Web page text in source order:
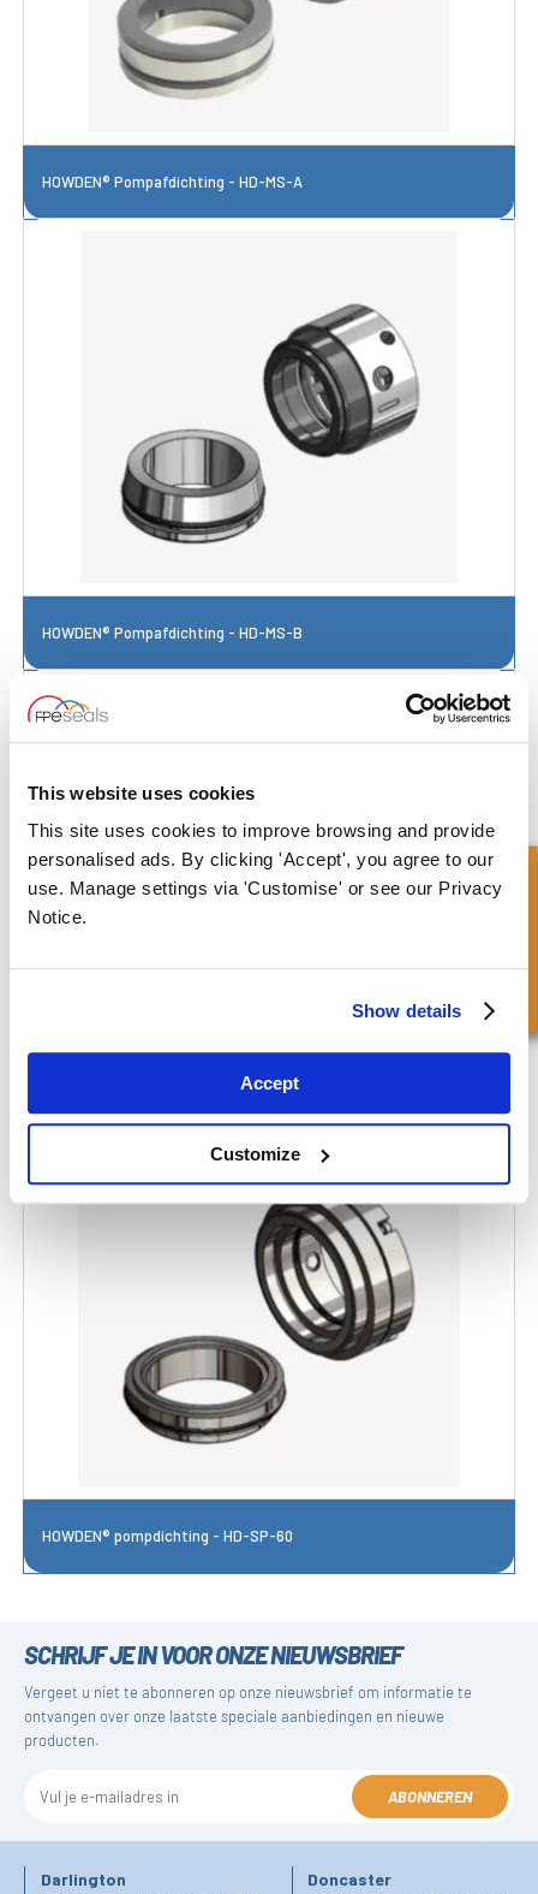
This website uses cookies
This site uses cookies to improve browsing and provide
personalised ads. By clicking 'Accept', you agree to our
use. Manage settings via 'Customise' or see our Privacy
Notice.
Show details
Accept
Customize
HOWDEN® Pompafdichting - HD-MS-A
HOWDEN® Pompafdichting - HD-MS-B
HOWDEN® Pompafdichting - HD-MS-D
HOWDEN® pompdichting - HD-SP-60
SCHRIJF JE IN VOOR ONZE NIEUWSBRIEF
Vergeet u niet te abonneren op onze nieuwsbrief om informatie te
ontvangen over onze laatste speciale aanbiedingen en nieuwe
producten.
ABONNEREN
Darlington Doncaster
Snel onderzoek